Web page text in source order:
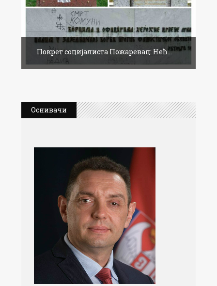
Покрет социјалиста Пожаревац: Нећ...
Оснивачи